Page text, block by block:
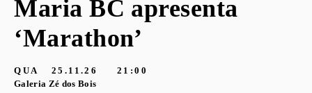
Maria BC apresenta
‘Marathon’
QUA 25.11.26
21:00
Galeria Zé dos Bois